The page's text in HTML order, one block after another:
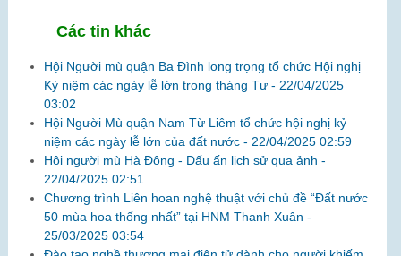
Các tin khác
Hội Người mù quận Ba Đình long trọng tổ chức Hội nghị
Kỷ niệm các ngày lễ lớn trong tháng Tư - 22/04/2025
03:02
Hội Người Mù quận Nam Từ Liêm tổ chức hội nghị kỷ
niệm các ngày lễ lớn của đất nước - 22/04/2025 02:59
Hội người mù Hà Đông - Dấu ấn lịch sử qua ảnh -
22/04/2025 02:51
Chương trình Liên hoan nghệ thuật với chủ đề “Đất nước
50 mùa hoa thống nhất” tại HNM Thanh Xuân -
25/03/2025 03:54